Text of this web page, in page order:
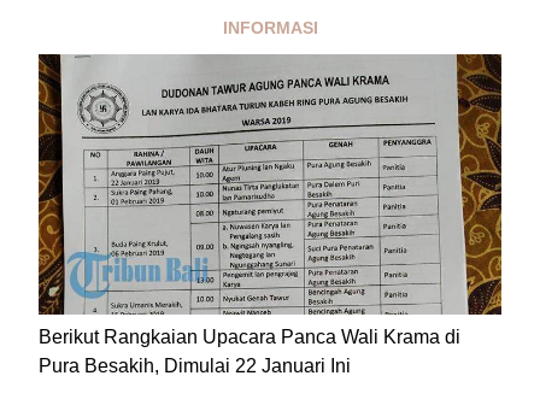
INFORMASI
Berikut Rangkaian Upacara Panca Wali Krama di
Pura Besakih, Dimulai 22 Januari Ini